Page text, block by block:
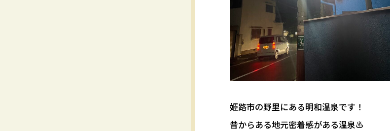
姫路市の野里にある明和温泉です！
昔からある地元密着感がある温泉♨